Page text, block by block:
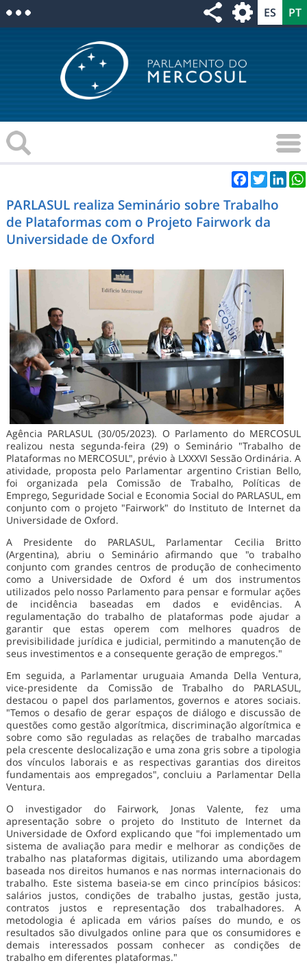
Facebook
Twitter
PARLASUL realiza Seminário sobre Trabalho
de Plataformas com o Projeto Fairwork da
Universidade de Oxford
Agência PARLASUL (30/05/2023). O Parlamento do MERCOSUL
realizou nesta segunda-feira (29) o Seminário "Trabalho de
Plataformas no MERCOSUL", prévio à LXXXVI Sessão Ordinária. A
atividade, proposta pelo Parlamentar argentino Cristian Bello,
foi organizada pela Comissão de Trabalho, Políticas de
Emprego, Seguridade Social e Economia Social do PARLASUL, em
conjunto com o projeto "Fairwork" do Instituto de Internet da
Universidade de Oxford.
A Presidente do PARLASUL, Parlamentar Cecilia Britto
(Argentina), abriu o Seminário afirmando que "o trabalho
conjunto com grandes centros de produção de conhecimento
como a Universidade de Oxford é um dos instrumentos
utilizados pelo nosso Parlamento para pensar e formular ações
de incidência baseadas em dados e evidências. A
regulamentação do trabalho de plataformas pode ajudar a
garantir que estas operem com melhores quadros de
previsibilidade jurídica e judicial, permitindo a manutenção de
seus investimentos e a consequente geração de empregos."
Em seguida, a Parlamentar uruguaia Amanda Della Ventura,
vice-presidente da Comissão de Trabalho do PARLASUL,
destacou o papel dos parlamentos, governos e atores sociais.
"Temos o desafio de gerar espaços de diálogo e discussão de
questões como gestão algorítmica, discriminação algorítmica e
sobre como são reguladas as relações de trabalho marcadas
pela crescente deslocalização e uma zona gris sobre a tipologia
dos vínculos laborais e as respectivas garantias dos direitos
fundamentais aos empregados", concluiu a Parlamentar Della
Ventura.
O investigador do Fairwork, Jonas Valente, fez uma
apresentação sobre o projeto do Instituto de Internet da
Universidade de Oxford explicando que "foi implementado um
sistema de avaliação para medir e melhorar as condições de
trabalho nas plataformas digitais, utilizando uma abordagem
baseada nos direitos humanos e nas normas internacionais do
trabalho. Este sistema baseia-se em cinco princípios básicos:
salários justos, condições de trabalho justas, gestão justa,
contratos justos e representação dos trabalhadores. A
metodologia é aplicada em vários países do mundo, e os
resultados são divulgados online para que os consumidores e
demais interessados possam conhecer as condições de
trabalho em diferentes plataformas."